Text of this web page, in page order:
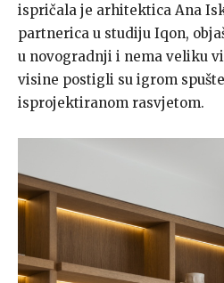
ispričala je arhitektica Ana
partnerica u studiju Iqon,
u novogradnji i nema veliku
visine postigli su igrom
isprojektiranom rasvjetom.